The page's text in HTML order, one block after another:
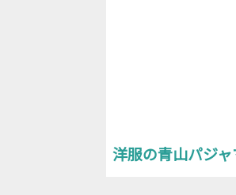
洋服の青山パジ